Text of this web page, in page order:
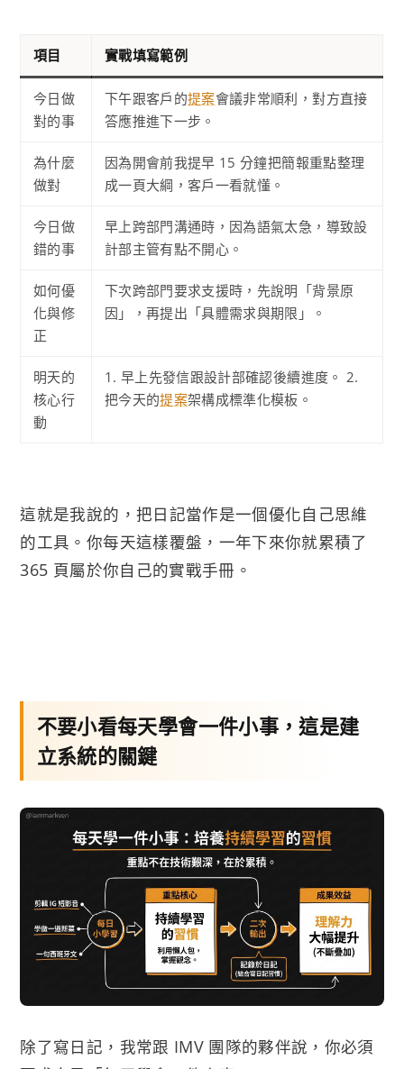
項目 實戰填寫範例
今日做
對的事
下午跟客戶的提案會議非常順利，對方直接
答應推進下一步。
為什麼
做對
因為開會前我提早 15 分鐘把簡報重點整理
成一頁大綱，客戶一看就懂。
今日做
錯的事
早上跨部門溝通時，因為語氣太急，導致設
計部主管有點不開心。
如何優
化與修
正
下次跨部門要求支援時，先說明「背景原
因」，再提出「具體需求與期限」。
明天的
核心行
動
1. 早上先發信跟設計部確認後續進度。 2.
把今天的提案架構成標準化模板。
這就是我說的，把日記當作是一個優化自己思維
的工具。你每天這樣覆盤，一年下來你就累積了
365 頁屬於你自己的實戰手冊。
不要小看每天學會一件小事，這是建
立系統的關鍵
除了寫日記，我常跟 IMV 團隊的夥伴說，你必須